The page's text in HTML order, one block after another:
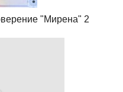
"Мирена" 2